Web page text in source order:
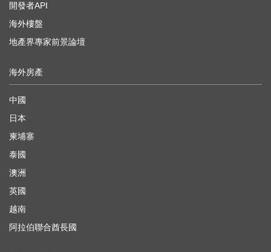
開發者API
海外樓盤
地產界專家前景論壇
海外房產
中國
日本
柬埔寨
泰國
澳洲
英國
越南
阿拉伯聯合酋長國